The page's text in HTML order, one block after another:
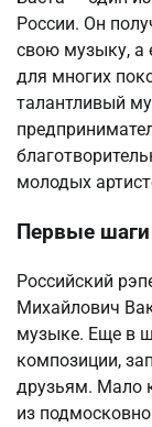
России. Он
свою музыку, а
для многих
талантливый
молодых
Первые
Российский
Михайлович
музыке. Еще в
композиции,
друзьям. Мало
из